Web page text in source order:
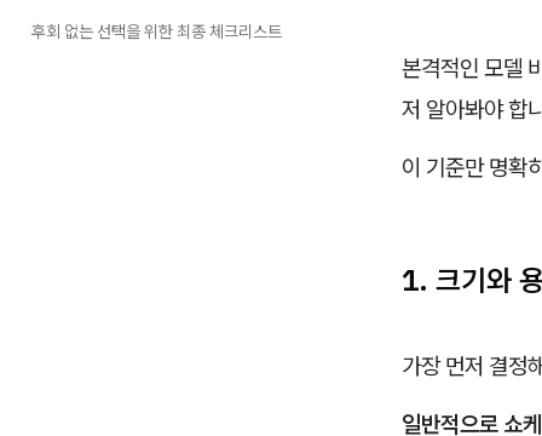
본격적인 모델
저 알아봐야 합
이 기준만 명확
1. 크기와
가장 먼저 결정
일반적으로
후회 없는 선택을 위한 최종 체크리스트